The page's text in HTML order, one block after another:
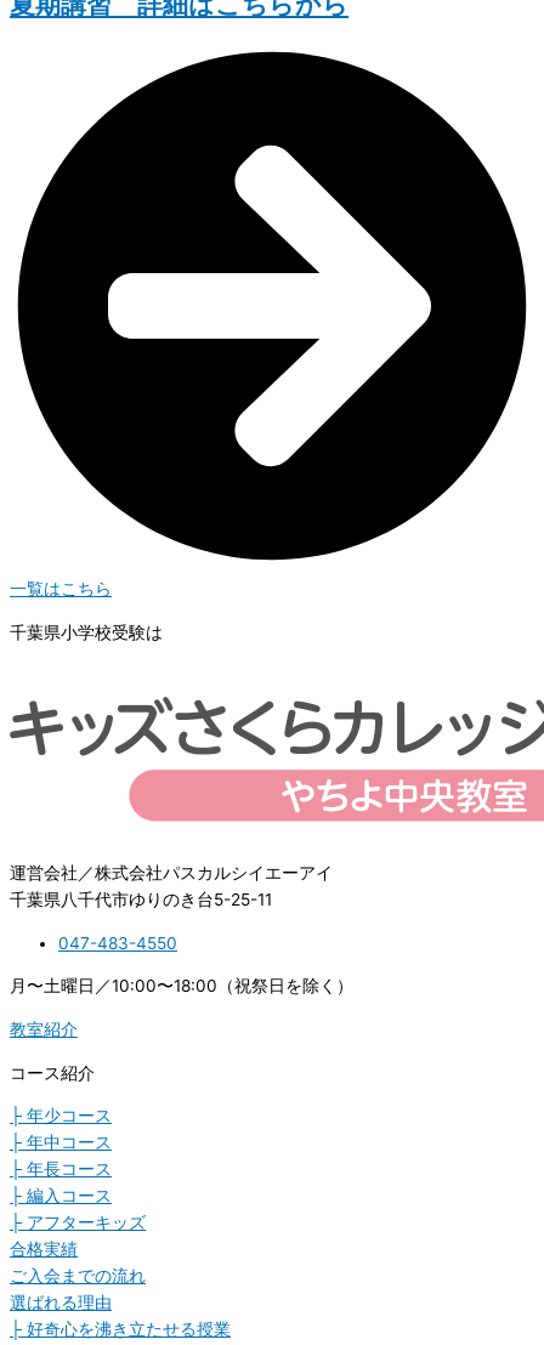
一覧はこちら
千葉県小学校受験は
運営会社／株式会社パスカルシイエーアイ
千葉県八千代市ゆりのき台5-25-11
047-483-4550
月〜土曜日／10:00〜18:00（祝祭日を除く）
教室紹介
コース紹介
├ 年少コース
├ 年中コース
├ 年長コース
├ 編入コース
├ アフターキッズ
合格実績
ご入会までの流れ
選ばれる理由
├ 好奇心を沸き立たせる授業